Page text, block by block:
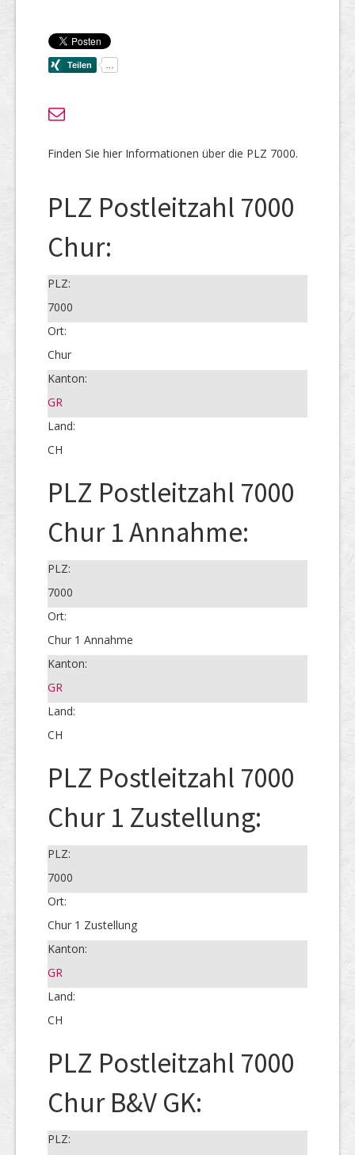
Finden Sie hier Informationen über die PLZ 7000.
PLZ Postleitzahl 7000
Chur:
PLZ:
7000
Ort:
Chur
Kanton:
GR
Land:
CH
PLZ Postleitzahl 7000
Chur 1 Annahme:
PLZ:
7000
Ort:
Chur 1 Annahme
Kanton:
GR
Land:
CH
PLZ Postleitzahl 7000
Chur 1 Zustellung:
PLZ:
7000
Ort:
Chur 1 Zustellung
Kanton:
GR
Land:
CH
PLZ Postleitzahl 7000
Chur B&V GK:
PLZ: